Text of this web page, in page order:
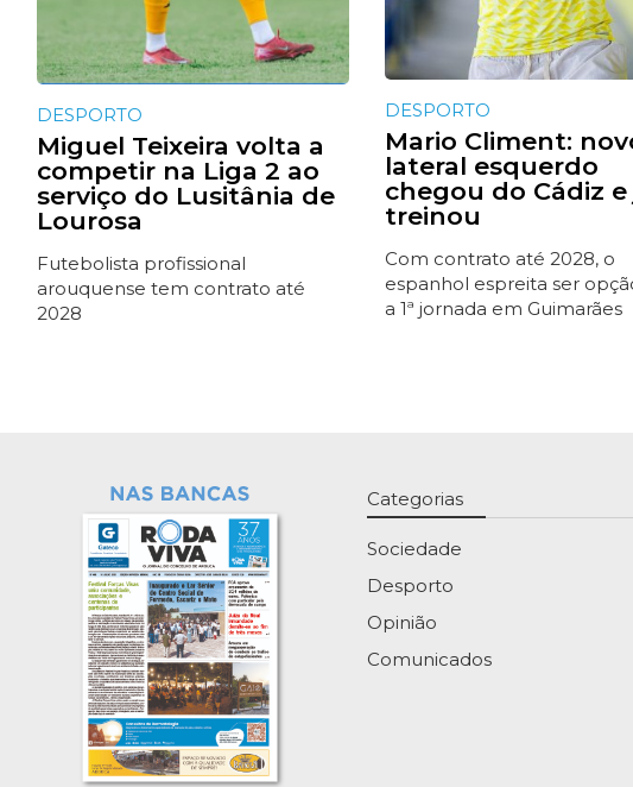
DESPORTO
Miguel Teixeira volta a
competir na Liga 2 ao
serviço do Lusitânia de
Lourosa
Futebolista profissional
arouquense tem contrato até
2028
DESPORTO
Mario Climent:
lateral esquerdo
chegou do Cádiz e
treinou
Com contrato até 2028, o
espanhol espreita ser
a 1ª jornada em Guimarães
Categorias
Sociedade
Desporto
Opinião
Comunicados